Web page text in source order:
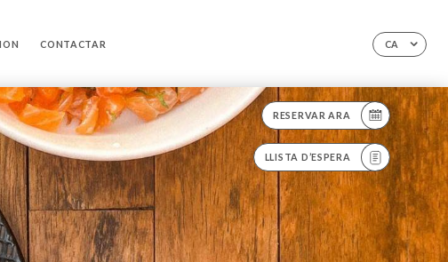
CA
CONTACTAR
RESERVAR ARA
LLISTA D’ESPERA